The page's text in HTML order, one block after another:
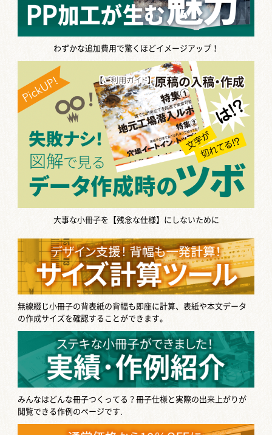
わずかな追加費用で驚くほどイメージアップ！
大事な小冊子を【残念な仕様】にしないために
無線綴じ小冊子の背表紙の背幅も即座に計算、表紙や本文データ
の作成サイズを確認することができます。
みんなはどんな冊子つくってる？冊子仕様と実際の出来上がりが
閲覧できる作例のページです.